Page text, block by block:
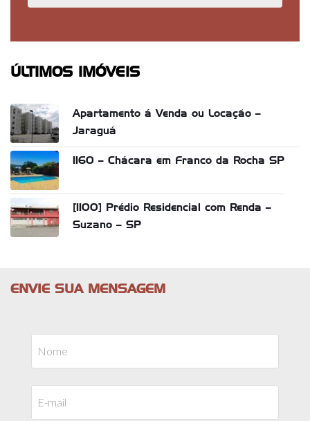
ÚLTIMOS IMÓVEIS
Apartamento á Venda ou Locação –
Jaraguá
1160 – Chácara em Franco da Rocha SP
[1100] Prédio Residencial com Renda –
Suzano – SP
ENVIE SUA MENSAGEM